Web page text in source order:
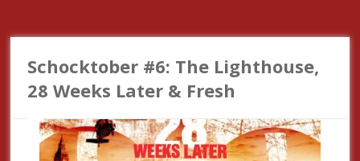
o
vi
e
M
a
gi
c
Schocktober #6: The Lighthouse,
28 Weeks Later & Fresh